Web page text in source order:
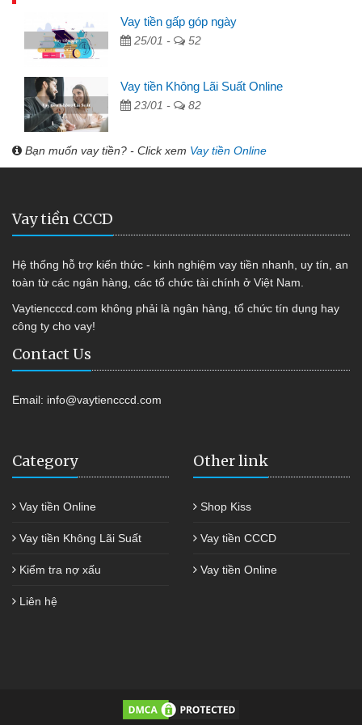
Vay tiền gấp góp ngày
25/01 - 52
Vay tiền Không Lãi Suất Online
23/01 - 82
Bạn muốn vay tiền? - Click xem Vay tiền Online
Vay tiền CCCD
Hệ thống hỗ trợ kiến thức - kinh nghiệm vay tiền nhanh, uy tín, an
toàn từ các ngân hàng, các tổ chức tài chính ở Việt Nam.
Vaytiencccd.com không phải là ngân hàng, tổ chức tín dụng hay
công ty cho vay!
Contact Us
Email: info@vaytiencccd.com
Category
Vay tiền Online
Vay tiền Không Lãi Suất
Kiểm tra nợ xấu
Liên hệ
Other link
Shop Kiss
Vay tiền CCCD
Vay tiền Online